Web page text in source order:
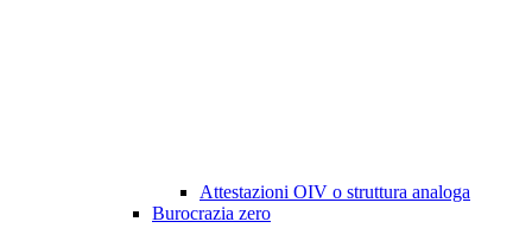
Attestazioni OIV o struttura analoga
Burocrazia zero